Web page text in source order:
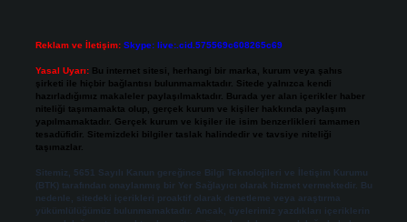
Reklam ve İletişim: Skype: live:.cid.575569c608265c69
Yasal Uyarı: Bu internet sitesi, herhangi bir marka, kurum veya şahıs
şirketi ile hiçbir bağlantısı bulunmamaktadır. Sitede yalnızca kendi
hazırladığımız makaleler paylaşılmaktadır. Burada yer alan içerikler haber
niteliği taşımamakta olup, gerçek kurum ve kişiler hakkında paylaşım
yapılmamaktadır. Gerçek kurum ve kişiler ile isim benzerlikleri tamamen
tesadüfidir. Sitemizdeki bilgiler taslak halindedir ve tavsiye niteliği
taşımazlar.
Sitemiz, 5651 Sayılı Kanun gereğince Bilgi Teknolojileri ve İletişim Kurumu
(BTK) tarafından onaylanmış bir Yer Sağlayıcı olarak hizmet vermektedir. Bu
nedenle, sitedeki içerikleri proaktif olarak denetleme veya araştırma
yükümlülüğümüz bulunmamaktadır. Ancak, üyelerimiz yazdıkları içeriklerin